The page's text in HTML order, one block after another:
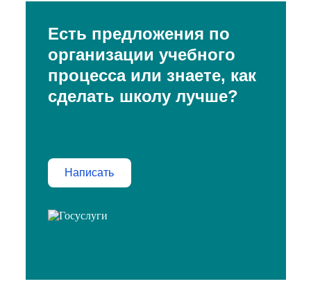
Есть предложения по
организации учебного
процесса или знаете, как
сделать школу лучше?
Написать